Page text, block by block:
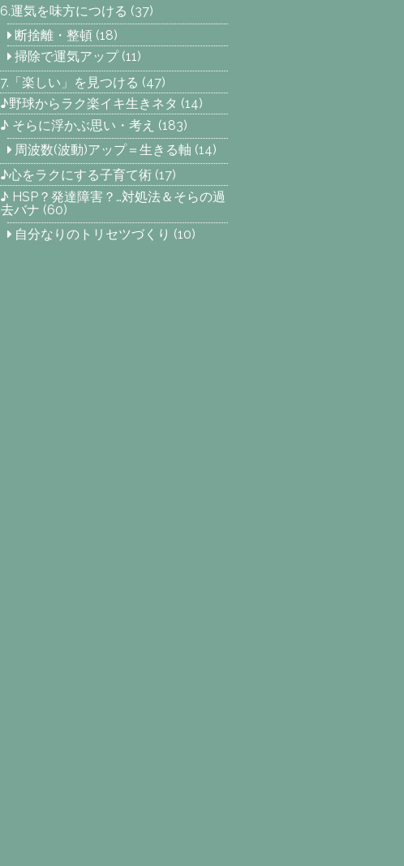
6.運気を味方につける (37)
断捨離・整頓(18)
掃除で運気アップ(11)
7.「楽しい」を見つける (47)
♪野球からラク楽イキ生きネタ (14)
♪ そらに浮かぶ思い・考え (183)
周波数(波動)アップ＝生きる軸 (14)
♪心をラクにする子育て術 (17)
♪ HSP？発達障害？…対処法＆そらの過
去バナ (60)
自分なりのトリセツづくり (10)